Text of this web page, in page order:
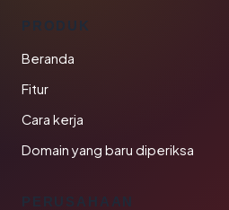
PRODUK
Beranda
Fitur
Cara kerja
Domain yang baru diperiksa
PERUSAHAAN